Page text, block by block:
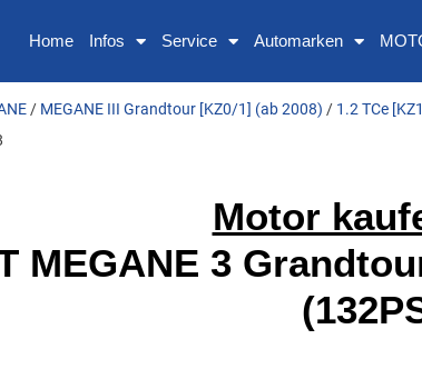
Home Infos Service Automarken
/ MEGANE III Grandtour [KZ0/1] (ab 2008) / 1.2 TCe
Motor
MEGANE 3